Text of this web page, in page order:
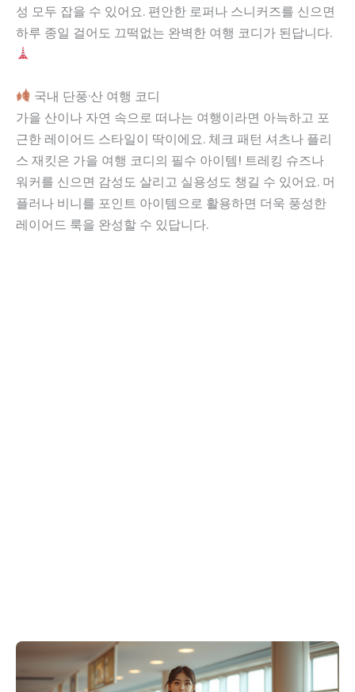
성 모두 잡을 수 있어요. 편안한 로퍼나 스니커즈를 신으면
하루 종일 걸어도 끄떡없는 완벽한 여행 코디가 된답니다.
국내 단풍·산 여행 코디
가을 산이나 자연 속으로 떠나는 여행이라면 아늑하고 포
근한 레이어드 스타일이 딱이에요. 체크 패턴 셔츠나 플리
스 재킷은 가을 여행 코디의 필수 아이템! 트레킹 슈즈나
워커를 신으면 감성도 살리고 실용성도 챙길 수 있어요. 머
플러나 비니를 포인트 아이템으로 활용하면 더욱 풍성한
레이어드 룩을 완성할 수 있답니다.